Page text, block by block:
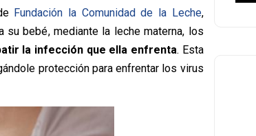
Fundación la Comunidad de la Leche,
su bebé, mediante la leche materna, los
la infección que ella enfrenta. Esta
protección para enfrentar los virus